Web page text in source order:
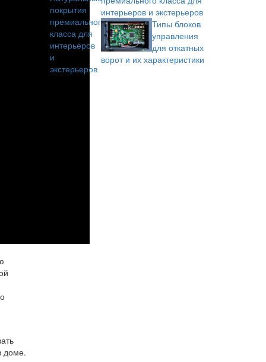
доме.
интерьеров и экстерьеров
Типы блоков
управления
для откатных
ворот и их характеристики